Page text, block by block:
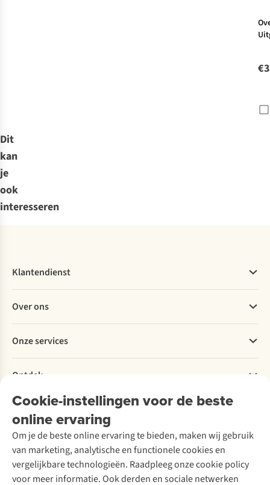
Dit
kan
je
ook
interesseren
Cookie-instellingen voor de beste
online ervaring
Om je de beste online ervaring te bieden, maken wij gebruik
van marketing, analytische en functionele cookies en
vergelijkbare technologieën. Raadpleeg onze cookie policy
voor meer informatie. Ook derden en sociale netwerken
Klantendienst
Bestellen
Betalen
Levering
Retourneren
Bestelling herroepen
Garantie
Contact
Over ons
Explore More
Verantwoord ondernemen
Over Ayacucho
Onze winkels
Over A.S.Adventure
Toegankelijkheidsverklaring
Onze services
Ski-onderhoud
Wasservice
Schoenonderhoud
Schoenherstelling
Kledingherstelling
Retouches
Ontdek
A.S.Magazine
Podcast
Explore Academy
Explore Camp
Gear Check
Inspiratie & advies
Meld je aan voor de nieuwsbrief